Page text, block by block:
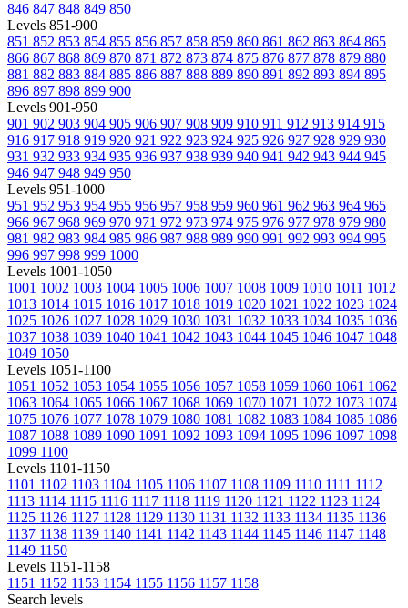
846 847 848 849 850
Levels 851-900
851 852 853 854 855 856 857 858 859 860 861 862 863 864 865
866 867 868 869 870 871 872 873 874 875 876 877 878 879 880
881 882 883 884 885 886 887 888 889 890 891 892 893 894 895
896 897 898 899 900
Levels 901-950
901 902 903 904 905 906 907 908 909 910 911 912 913 914 915
916 917 918 919 920 921 922 923 924 925 926 927 928 929 930
931 932 933 934 935 936 937 938 939 940 941 942 943 944 945
946 947 948 949 950
Levels 951-1000
951 952 953 954 955 956 957 958 959 960 961 962 963 964 965
966 967 968 969 970 971 972 973 974 975 976 977 978 979 980
981 982 983 984 985 986 987 988 989 990 991 992 993 994 995
996 997 998 999 1000
Levels 1001-1050
1001 1002 1003 1004 1005 1006 1007 1008 1009 1010 1011 1012
1013 1014 1015 1016 1017 1018 1019 1020 1021 1022 1023 1024
1025 1026 1027 1028 1029 1030 1031 1032 1033 1034 1035 1036
1037 1038 1039 1040 1041 1042 1043 1044 1045 1046 1047 1048
1049 1050
Levels 1051-1100
1051 1052 1053 1054 1055 1056 1057 1058 1059 1060 1061 1062
1063 1064 1065 1066 1067 1068 1069 1070 1071 1072 1073 1074
1075 1076 1077 1078 1079 1080 1081 1082 1083 1084 1085 1086
1087 1088 1089 1090 1091 1092 1093 1094 1095 1096 1097 1098
1099 1100
Levels 1101-1150
1101 1102 1103 1104 1105 1106 1107 1108 1109 1110 1111 1112
1113 1114 1115 1116 1117 1118 1119 1120 1121 1122 1123 1124
1125 1126 1127 1128 1129 1130 1131 1132 1133 1134 1135 1136
1137 1138 1139 1140 1141 1142 1143 1144 1145 1146 1147 1148
1149 1150
Levels 1151-1158
1151 1152 1153 1154 1155 1156 1157 1158
Search levels